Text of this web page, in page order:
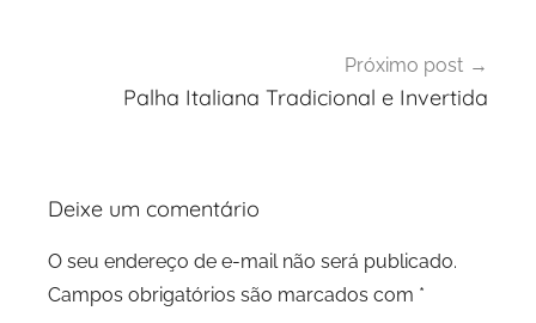
Próximo post
Palha Italiana Tradicional e Invertida
Deixe um comentário
O seu endereço de e-mail não será publicado.
Campos obrigatórios são marcados com *